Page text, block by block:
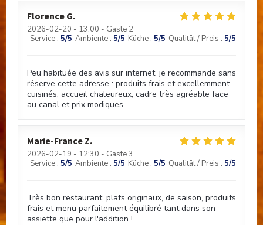
Florence G
2026-02-20 - 13:00 - Gäste 2
Service : 5/5 Ambiente : 5/5 Küche : 5/5 Qualität / Preis : 5/5
Peu habituée des avis sur internet, je recommande sans
réserve cette adresse : produits frais et excellemment
cuisinés, accueil chaleureux, cadre très agréable face
au canal et prix modiques.
Marie-France Z
2026-02-19 - 12:30 - Gäste 3
Service : 5/5 Ambiente : 5/5 Küche : 5/5 Qualität / Preis : 5/5
Très bon restaurant, plats originaux, de saison, produits
frais et menu parfaitement équilibré tant dans son
assiette que pour l'addition !